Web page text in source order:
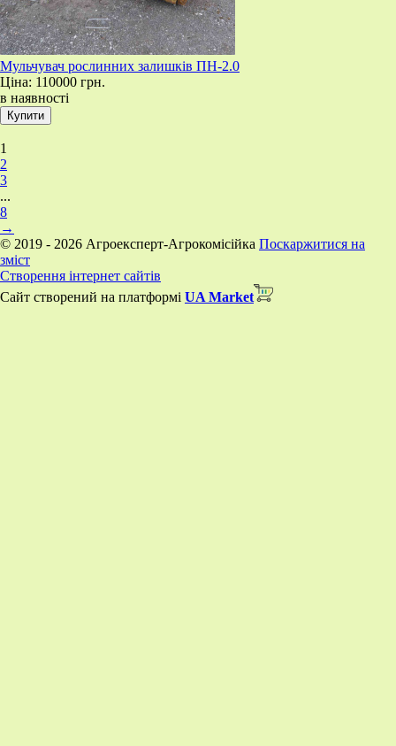
Мульчувач рослинних залишків ПН-2.0
Ціна: 110000 грн.
в наявності
1
2
3
...
8
→
© 2019 - 2026 Агроексперт-Агрокомісійка Поскаржитися на
зміст
Створення інтернет сайтів
Сайт створений на платформі UA Market